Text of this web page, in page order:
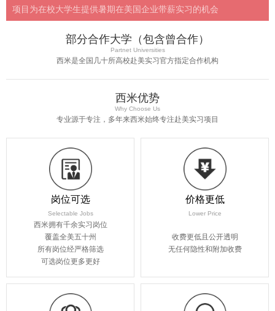
项目为在校大学生提供暑期在美国企业带薪实习的机会
部分合作大学（包含曾合作）
Partnet Universities
西米是全国几十所高校赴美实习官方指定合作机构
西米优势
Why Choose Us
专业源于专注，多年来西米始终专注赴美实习项目
岗位可选
Selectable Jobs
西米拥有千余实习岗位
覆盖全美五十州
所有岗位经严格筛选
可选岗位更多更好
价格更低
Lower Price
收费更低且公开透明
无任何隐性和附加收费